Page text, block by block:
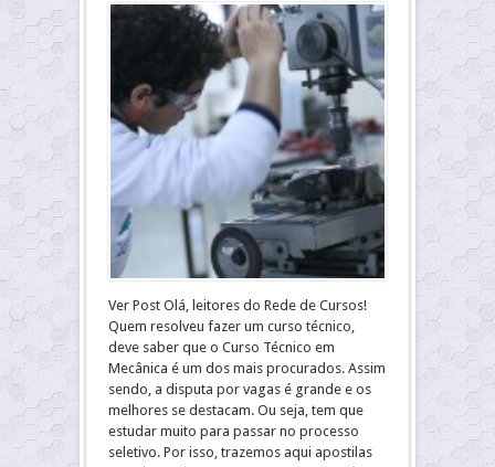
Ver Post Olá, leitores do Rede de Cursos!
Quem resolveu fazer um curso técnico,
deve saber que o Curso Técnico em
Mecânica é um dos mais procurados. Assim
sendo, a disputa por vagas é grande e os
melhores se destacam. Ou seja, tem que
estudar muito para passar no processo
seletivo. Por isso, trazemos aqui apostilas